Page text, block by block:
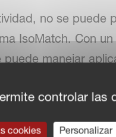
no se puede
IsoMatch. Con
manejar
gran cantidad de
controlar las
cookies Personalizar